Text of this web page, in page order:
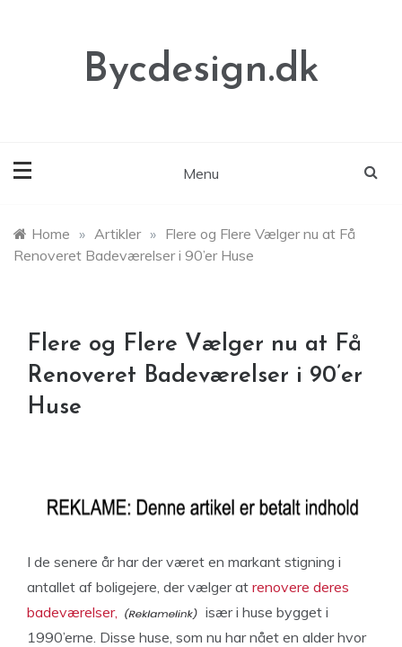
Bycdesign.dk
Menu
Home » Artikler » Flere og Flere Vælger nu at Få
Renoveret Badeværelser i 90’er Huse
Flere og Flere Vælger nu at Få
Renoveret Badeværelser i 90’er
Huse
I de senere år har der været en markant stigning i
antallet af boligejere, der vælger at renovere deres
badeværelser,
især i huse bygget i
1990’erne. Disse huse, som nu har nået en alder hvor